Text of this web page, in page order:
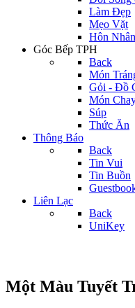
Làm Đẹp
Mẹo Vặt
Hôn
Góc Bếp TPH
Back
Món
Gỏi - Đồ
Món
Súp
Thức Ăn
Thông Báo
Back
Tin Vui
Tin Buồn
Liên Lạc
Back
UniKey
Một Màu Tuyết